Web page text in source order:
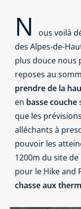
N
ous voilà
des Alpes-de-
plus douce nous
reposes au
prendre de la
en basse couche
que les
alléchants à
pouvoir les
1200m du site de
pour le Hike and
chasse aux